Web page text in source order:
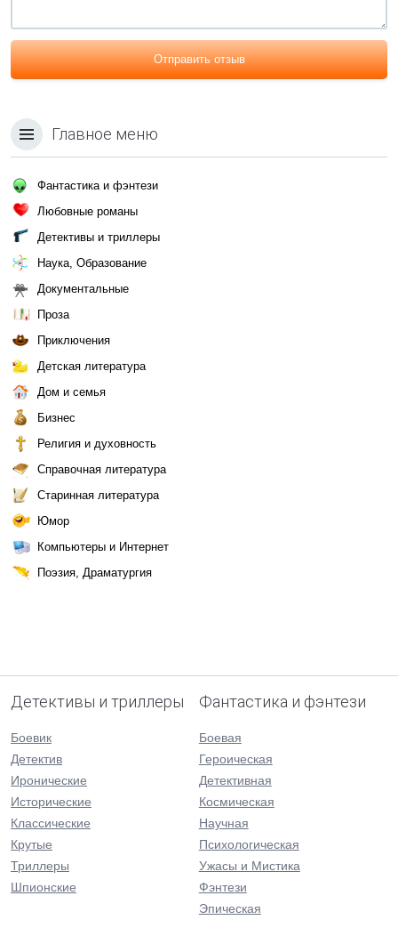
Отправить отзыв
Главное меню
Фантастика и фэнтези
Любовные романы
Детективы и триллеры
Наука, Образование
Документальные
Проза
Приключения
Детская литература
Дом и семья
Бизнес
Религия и духовность
Справочная литература
Старинная литература
Юмор
Компьютеры и Интернет
Поэзия, Драматургия
Детективы и триллеры
Боевик
Детектив
Иронические
Исторические
Классические
Крутые
Триллеры
Шпионские
Фантастика и фэнтези
Боевая
Героическая
Детективная
Космическая
Научная
Психологическая
Ужасы и Мистика
Фэнтези
Эпическая